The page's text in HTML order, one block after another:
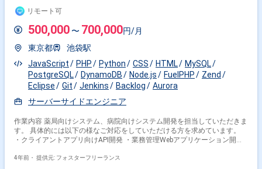
リモート可
500,000 〜 700,000円/月
東京都
池袋駅
JavaScript
PHP Python CSS HTML
MySQL
PostgreSQL
DynamoDB Node.js FuelPHP
Zend
Eclipse
Git Jenkins Backlog
Aurora
サーバーサイドエンジニア
作業内容 薬局向けシステム、病院向けシステム開発を担当していただきま
す。 具体的には以下の様なご対応をしていただける方を求めています。
・クライアントアプリ向けAPI開発 ・業務管理Webアプリケーション開発
合わせ対応) ＜開発環境＞ 言語：PHP, Python, HTML/CSS, JavaScript バー
4年前・ 提供元: フォスターフリーランス